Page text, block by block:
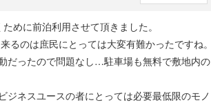
めに前泊利用させて頂きました。
るのは庶民にとっては大変有難かったですね。
だったので問題なし…駐車場も無料で敷地内の
ネスユースの者にとっては必要最低限のモノ